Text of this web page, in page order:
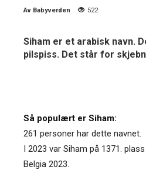
Av Babyverden 522
Siham er et arabisk navn.
pilspiss. Det står for
Så populært er Siham:
261 personer har dette navnet.
I 2023 var Siham på 1371.
Belgia 2023.